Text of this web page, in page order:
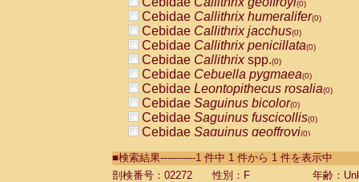
(0)
Cebidae Callithrix humeralifer(0)
Cebidae Callithrix jacchus(0)
Cebidae Callithrix penicillata(0)
Cebidae Callithrixspp.(0)
Cebidae Cebuella pygmaea(0)
Cebidae Leontopithecus rosalia(0)
Cebidae Saguinus bicolor(0)
Cebidae Saguinus fuscicollis(0)
Cebidae Saguinus geoffroyi(0)
CebidaeSaguinus labiatus(0)
Cebidae Saguinus leucopus (0)
■検索結果-----------1 件中 1 件から 1 件を表示中
剖検番号：02272
性別：F 年齢：